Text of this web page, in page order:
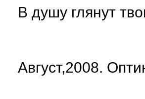
В душу глянут
Август,2008.